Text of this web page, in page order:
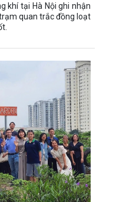
khí tại Hà Nội ghi nhận
quan trắc đồng loạt